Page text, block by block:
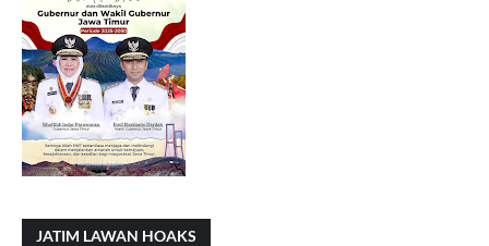
JATIM LAWAN HOAKS